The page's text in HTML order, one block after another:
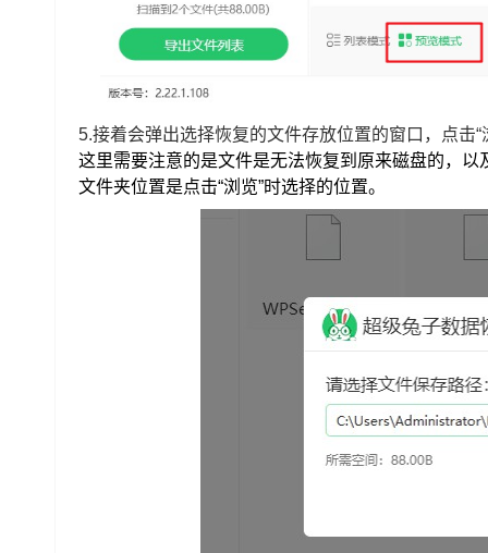
5.接着会弹出选择恢复的文件存放位置的窗口 ，
点击
这里需要注意的是文件是无法恢复到原来磁盘的，
文件夹位置是点击“浏览”时选择的位置。